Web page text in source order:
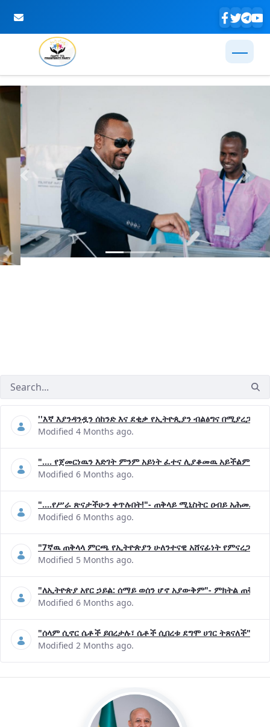
Skip to Main Content
Previous Next
''እኛ እያንዳንዷን ሰከንድ እና ደቂቃ የኢትዮጲያን ብልፅግና
Modified 4 Months ago.
".... የጀመርነዉን እድገት ምንም አይነት ፈተና ሊያቆመዉ አይችልም"-
Modified 6 Months ago.
"....የሥራ ጽናታችሁን ቀጥሉበት!"- ጠቅላይ ሚኒስትር ዐብይ አሕመድ (ዶ/
Modified 6 Months ago.
"7ኛዉ ጠቅላላ ምርጫ የኢትዮጵያን ሁለንተናዊ አሸናፊነት
Modified 5 Months ago.
"ለኢትዮጵያ አየር ኃይል: ሰማይ ወሰን ሆኖ አያውቅም"- ምክትል ጠቅላይ
Modified 6 Months ago.
"ሰላም ሲኖር ሴቶች ይበረታሉ፣ ሴቶች ሲበረቱ ደግሞ ሀገር ትጸናለች"-
Modified 2 Months ago.